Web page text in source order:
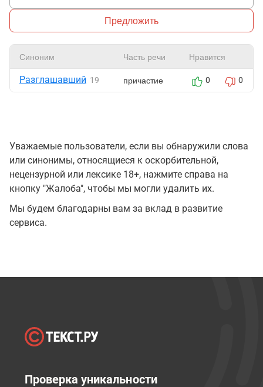
Предложить
Синоним Часть речи Нравится
Разглашавший 19 причастие 0 0
Уважаемые пользователи, если вы обнаружили слова
или синонимы, относящиеся к оскорбительной,
нецензурной или лексике 18+, нажмите справа на
кнопку "Жалоба", чтобы мы могли удалить их.
Мы будем благодарны вам за вклад в развитие
сервиса.
Проверка уникальности